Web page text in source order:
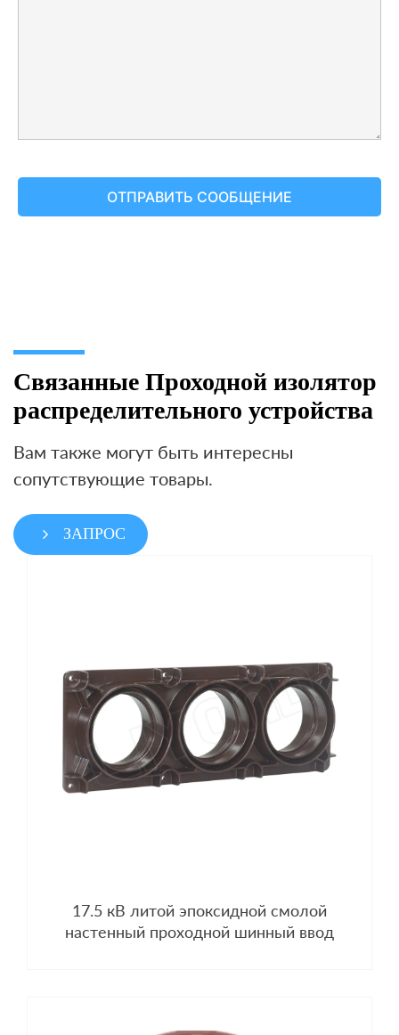
Связанные Проходной изолятор
распределительного устройства
Вам также могут быть интересны
сопутствующие товары.
ЗАПРОС
17.5 кВ литой эпоксидной смолой
настенный проходной шинный ввод